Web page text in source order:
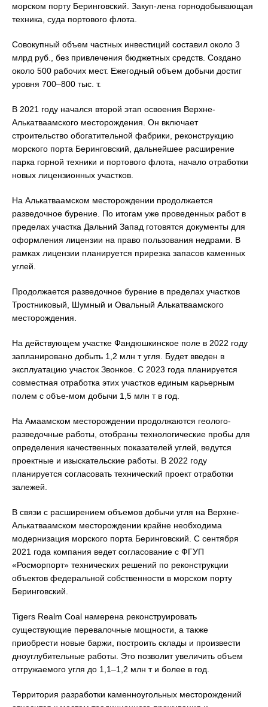
морском порту Беринговский. Закуп-лена горнодобывающая
техника, суда портового флота.
Совокупный объем частных инвестиций составил около 3
млрд руб., без привлечения бюджетных средств. Создано
около 500 рабочих мест. Ежегодный объем добычи достиг
уровня 700–800 тыс. т.
В 2021 году начался второй этап освоения Верхне-
Алькатваамского месторождения. Он включает
строительство обогатительной фабрики, реконструкцию
морского порта Беринговский, дальнейшее расширение
парка горной техники и портового флота, начало отработки
новых лицензионных участков.
На Алькатваамском месторождении продолжается
разведочное бурение. По итогам уже проведенных работ в
пределах участка Дальний Запад готовятся документы для
оформления лицензии на право пользования недрами. В
рамках лицензии планируется прирезка запасов каменных
углей.
Продолжается разведочное бурение в пределах участков
Тростниковый, Шумный и Овальный Алькатваамского
месторождения.
На действующем участке Фандюшкинское поле в 2022 году
запланировано добыть 1,2 млн т угля. Будет введен в
эксплуатацию участок Звонкое. С 2023 года планируется
совместная отработка этих участков единым карьерным
полем с объе-мом добычи 1,5 млн т в год.
На Амаамском месторождении продолжаются геолого-
разведочные работы, отобраны технологические пробы для
определения качественных показателей углей, ведутся
проектные и изыскательские работы. В 2022 году
планируется согласовать технический проект отработки
залежей.
В связи с расширением объемов добычи угля на Верхне-
Алькатваамском месторождении крайне необходима
модернизация морского порта Беринговский. С сентября
2021 года компания ведет согласование с ФГУП
«Росморпорт» технических решений по реконструкции
объектов федеральной собственности в морском порту
Беринговский.
Tigers Realm Coal намерена реконструировать
существующие перевалочные мощности, а также
приобрести новые баржи, построить склады и произвести
дноуглубительные работы. Это позволит увеличить объем
отгружаемого угля до 1,1–1,2 млн т и более в год.
Территория разработки каменноугольных месторождений